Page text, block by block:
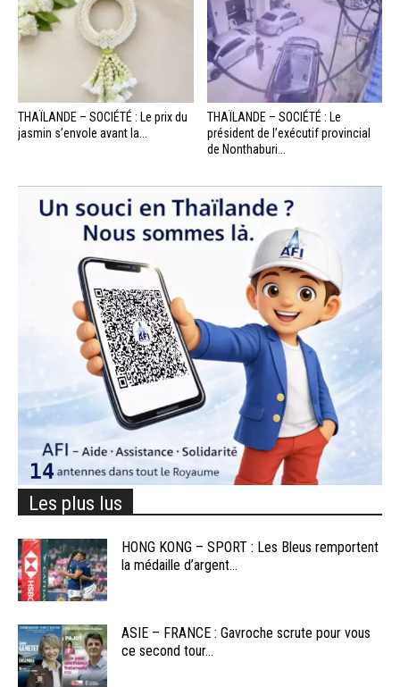
THAÏLANDE – SOCIÉTÉ : Le prix du
jasmin s’envole avant la...
THAÏLANDE – SOCIÉTÉ : Le
président de l’exécutif provincial
de Nonthaburi...
Les plus lus
HONG KONG – SPORT : Les Bleus remportent
la médaille d’argent...
ASIE – FRANCE : Gavroche scrute pour vous
ce second tour...